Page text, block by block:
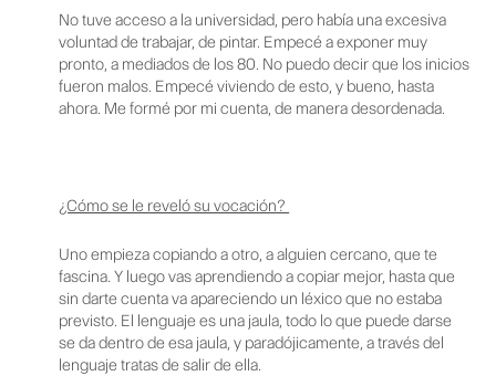
No tuve acceso a la universidad, pero había una excesiva
voluntad de trabajar, de pintar. Empecé a exponer muy
pronto, a mediados de los 80. No puedo decir que los inicios
fueron malos. Empecé viviendo de esto, y bueno, hasta
ahora. Me formé por mi cuenta, de manera desordenada.
¿Cómo se le reveló su vocación?
Uno empieza copiando a otro, a alguien cercano, que te
fascina. Y luego vas aprendiendo a copiar mejor, hasta que
sin darte cuenta va apareciendo un léxico que no estaba
previsto. El lenguaje es una jaula, todo lo que puede darse
se da dentro de esa jaula, y paradójicamente, a través del
lenguaje tratas de salir de ella.